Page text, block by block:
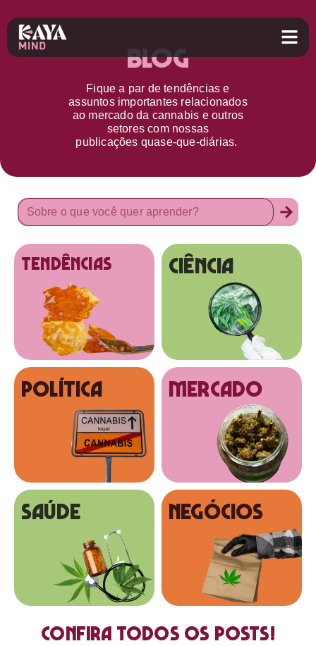
Blog
Fique a par detendências e
assuntos importantes relacionados
ao mercado da cannabis e outros
setorescom nossas
publicações quase-que-diárias.
tendências Ciência
Política MERCADO
SAÚDE NEGÓCIOS
Confira todos os posts!